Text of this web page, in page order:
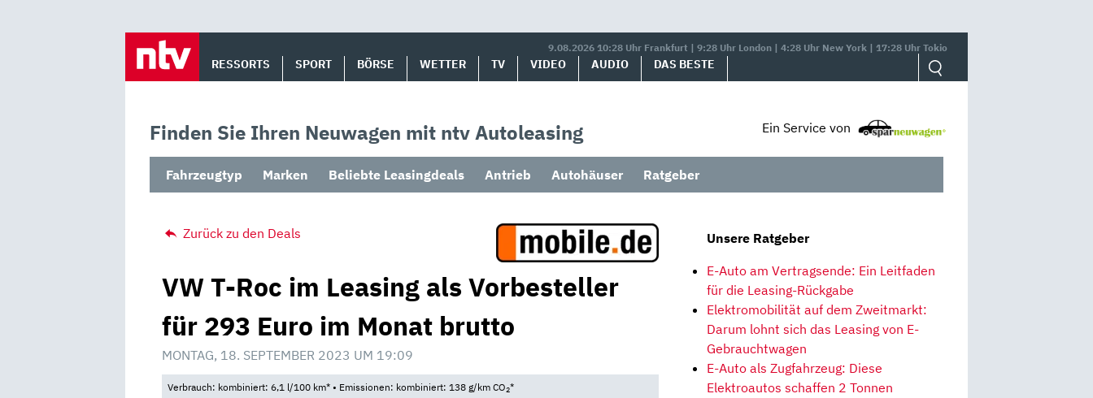
9.08.2026 10:28 Uhr Frankfurt | 9:28 Uhr London | 4:28 Uhr New York | 17:28 Uhr Tokio
RESSORTS SPORT BÖRSE WETTER TV VIDEO AUDIO DAS BESTE
Finden Sie Ihren Neuwagen mit ntv Autoleasing Ein Service von
Fahrzeugtyp Marken Beliebte Leasingdeals Antrieb Autohäuser Ratgeber
Zurück zu den Deals
VW T-Roc im Leasing als Vorbesteller
für 293 Euro im Monat brutto
MONTAG, 18. SEPTEMBER 2023 UM 19:09
Verbrauch: kombiniert: 6,1 l/100 km* • Emissionen: kombiniert: 138 g/km CO2*
Unsere Ratgeber
E-Auto am Vertragsende: Ein Leitfaden
für die Leasing-Rückgabe
Elektromobilität auf dem Zweitmarkt:
Darum lohnt sich das Leasing von E-
Gebrauchtwagen
E-Auto als Zugfahrzeug: Diese
Elektroautos schaffen 2 Tonnen